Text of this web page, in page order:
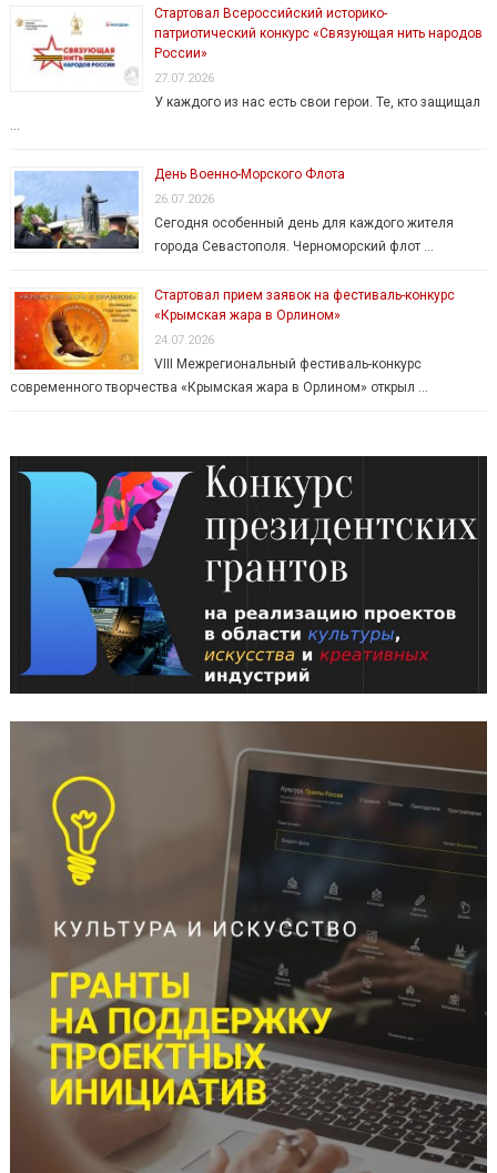
Стартовал Всероссийский историко-
патриотический конкурс «Связующая нить народов
России»
27.07.2026
У каждого из нас есть свои герои. Те, кто защищал
День Военно-Морского Флота
26.07.2026
Сегодня особенный день для каждого жителя
города Севастополя. Черноморский флот …
Стартовал прием заявок на фестиваль-конкурс
«Крымская жара в Орлином»
24.07.2026
VIII Межрегиональный фестиваль-конкурс
современного творчества «Крымская жара в Орлином» открыл …